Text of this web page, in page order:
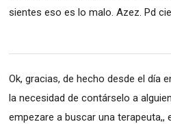
sientes eso es lo malo. Azez. Pd
Ok, gracias, de hecho desde el día
la necesidad de contárselo a
empezare a buscar una terapeuta,,